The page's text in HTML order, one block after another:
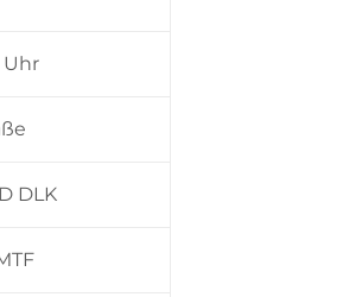
Uhr
DLK